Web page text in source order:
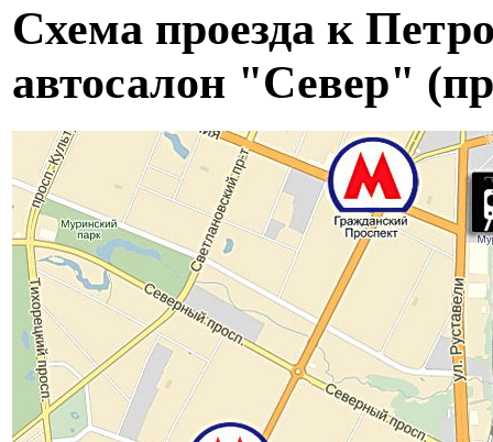
Схема проезда к
автосалон "Север"